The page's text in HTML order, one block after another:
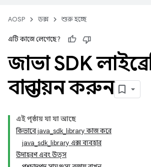
AOSP ডক্স শুরু হচ্ছে
এটি কাজে লেগেছে?
জাভা SDK
বাস্তবায়ন করুন
এই পৃষ্ঠায় যা যা আছে
কিভাবে java_sdk_library কাজ করে
java_sdk_library এক্স ব্যবহার
উদাহরণ এবং উত্স